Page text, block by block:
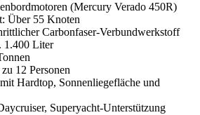
(Mercury Verado 450R)
Über 55 Knoten
Carbonfaser-Verbundwerkstoff
1.400 Liter
12 Personen
Hardtop, Sonnenliegefläche und
Superyacht-Unterstützung